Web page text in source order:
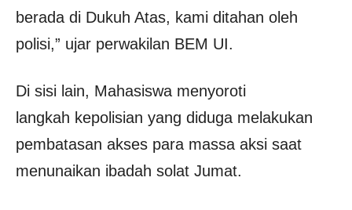
berada di Dukuh Atas, kami ditahan oleh
polisi,” ujar perwakilan BEM UI.
Di sisi lain, Mahasiswa menyoroti
langkah kepolisian yang diduga melakukan
pembatasan akses para massa aksi saat
menunaikan ibadah solat Jumat.